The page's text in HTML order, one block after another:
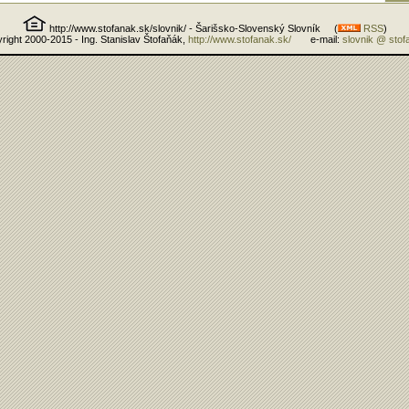
http://www.stofanak.sk/slovnik/ - Šarišsko-Slovenský Slovník ( RSS)
2000-2015 - Ing. Stanislav Štofaňák,
http://www.stofanak.sk/e-mail: slovnik @